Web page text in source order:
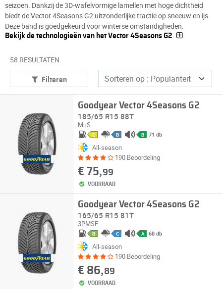
seizoen. Dankzij de 3D-wafelvormige lamellen met hoge dichtheid
biedt de Vector 4Seasons G2 uitzonderlijke tractie op sneeuw en ijs.
Deze band is goedgekeurd voor winterse omstandigheden.
Bekijk de technologieën van het Vector 4Seasons G2
58 RESULTATEN
Filteren
Goodyear Vector 4Seasons G2
185/65 R15 88T
M+S
C B B 71 db
All-season
190 Beoordeling
€ 75,99
VOORRAAD
Goodyear Vector 4Seasons G2
165/65 R15 81T
3PMSF
B C A 68 db
All-season
190 Beoordeling
€ 86,89
VOORRAAD